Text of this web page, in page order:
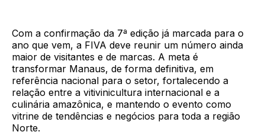
Com a confirmação da 7ª edição já marcada para o
ano que vem, a FIVA deve reunir um número ainda
maior de visitantes e de marcas. A meta é
transformar Manaus, de forma definitiva, em
referência nacional para o setor, fortalecendo a
relação entre a vitivinicultura internacional e a
culinária amazônica, e mantendo o evento como
vitrine de tendências e negócios para toda a região
Norte.